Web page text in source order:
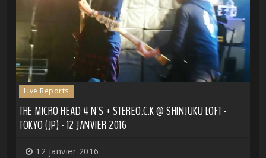
Live Reports
THE MICRO HEAD 4 N'S + STEREO.C.K @ SHINJUKU LOFT -
TOKYO (JP) - 12 JANVIER 2016
12 janvier 2016